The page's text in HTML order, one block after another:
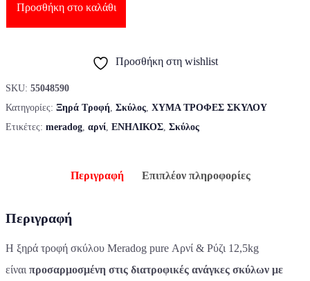
Προσθήκη στο καλάθι
Προσθήκη στη wishlist
SKU: 55048590
Κατηγορίες: Ξηρά Τροφή, Σκύλος, ΧΥΜΑ ΤΡΟΦΕΣ ΣΚΥΛΟΥ
Ετικέτες: meradog, αρνί, ΕΝΗΛΙΚΟΣ, Σκύλος
Περιγραφή Επιπλέον πληροφορίες
Περιγραφή
Η ξηρά τροφή σκύλου Meradog pure Αρνί & Ρύζι 12,5kg
είναι προσαρμοσμένη στις διατροφικές ανάγκες σκύλων με